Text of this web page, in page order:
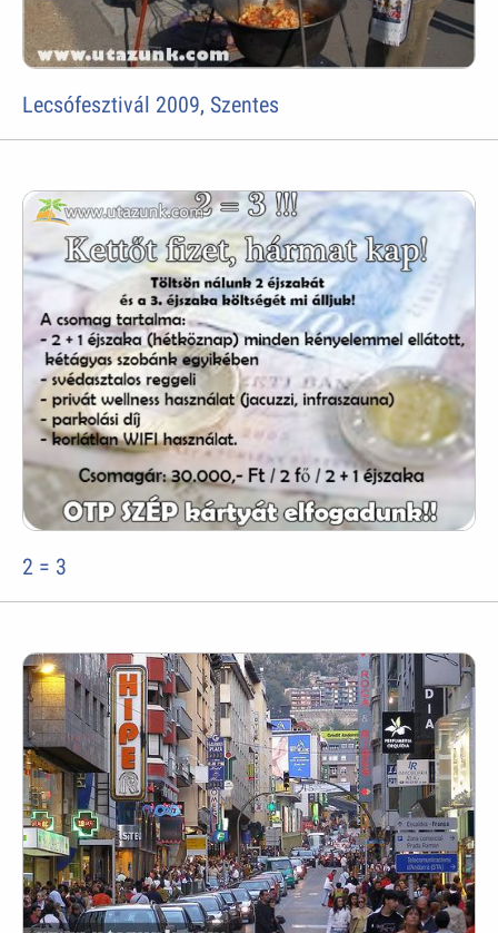
Lecsófesztivál 2009, Szentes
2 = 3